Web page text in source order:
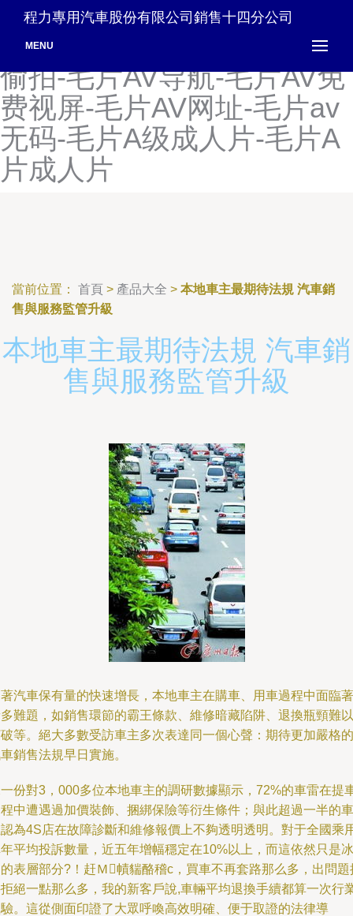
麻豆修修视频-麻豆羞羞视
频-麻豆映画白洁-麻豆自拍
偷拍-毛片AV导航-毛片AV免
费视屏-毛片AV网址-毛片av
无码-毛片A级成人片-毛片A
片成人片
程力專用汽車股份有限公司銷售十四分公司
MENU
當前位置： 首頁 > 產品大全 > 本地車主最期待法規 汽車銷
售與服務監管升級
本地車主最期待法規 汽車銷
售與服務監管升級
汽車保有量的快速增長，本地車主在購車、用車過程中面臨著
難題，如銷售環節的霸王條款、維修暗藏陷阱、退換瓶頸難以
等。絕大多數受訪車主多次表達同一個心聲：期待更加嚴格的
銷售法規早日實施。
份對3，000多位本地車主的調研數據顯示，72%的車雷在提
中遭遇過加價裝飾、捆綁保險等衍生條件；與此超過一半的車
為4S店在故障診斷和維修報價上不夠透明透明。對于全國乘
平均投訴數量，近五年增幅穩定在10%以上，而這依然只是冰
表層部分?！赶Ｍ幘貒酪稽c，買車不再套路那么多，出問
絕一點那么多，我的新客戶說,車輛平均退換手續都算一次行
。這從側面印證了大眾呼喚高效明確、便于取證的法律導